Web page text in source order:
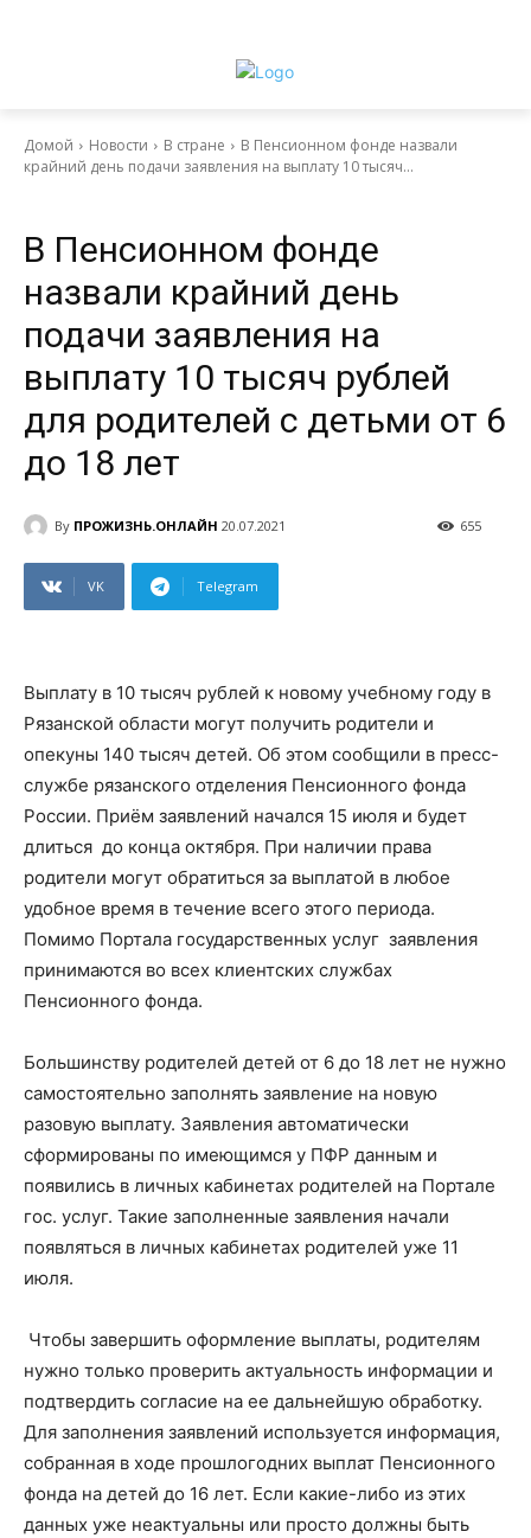
Домой Новости В стране
В Пенсионном фонде назвали
крайний день подачи заявления на выплату 10 тысяч...
В Пенсионном фонде
назвали крайний день
подачи заявления на
выплату 10 тысяч рублей
для родителей с детьми от 6
до 18 лет
By ПРОЖИЗНЬ.ОНЛАЙН 20.07.2021 655
VK Telegram
Выплату в 10 тысяч рублей к новому учебному году в
Рязанской области могут получить родители и
опекуны 140 тысяч детей. Об этом сообщили в пресс-
службе рязанского отделения Пенсионного фонда
России. Приём заявлений начался 15 июля и будет
длиться до конца октября. При наличии права
родители могут обратиться за выплатой в любое
удобное время в течение всего этого периода.
Помимо Портала государственных услуг заявления
принимаются во всех клиентских службах
Пенсионного фонда.
Большинству родителей детей от 6 до 18 лет не нужно
самостоятельно заполнять заявление на новую
разовую выплату. Заявления автоматически
сформированы по имеющимся у ПФР данным и
появились в личных кабинетах родителей на Портале
гос. услуг. Такие заполненные заявления начали
появляться в личных кабинетах родителей уже 11
июля.
Чтобы завершить оформление выплаты, родителям
нужно только проверить актуальность информации и
подтвердить согласие на ее дальнейшую обработку.
Для заполнения заявлений используется информация,
собранная в ходе прошлогодних выплат Пенсионного
фонда на детей до 16 лет. Если какие-либо из этих
данных уже неактуальны или просто должны быть